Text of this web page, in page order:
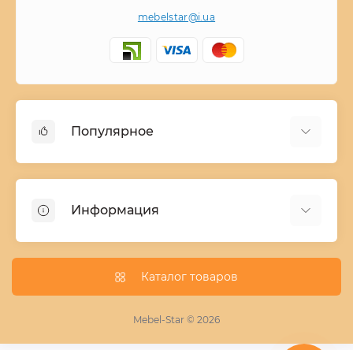
mebelstar@i.ua
Популярное
Шкафы купе ширина 90-210 cм высота 220 cм
Комоды из дерева
Кухни
Информация
Условия поставки мебели
Фотопечать для шкафа купе
Замер кухонь
Каталог товаров
Mebel-Star © 2026